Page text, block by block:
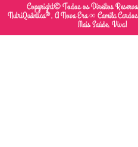
Copyright© Todos os Direitos
NutriQuântica®, A Nova Era ∞ Camila
Mais Saúde, Viva!